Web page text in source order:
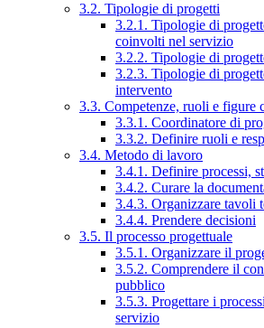
3.2. Tipologie di progetti
3.2.1. Tipologie di
coinvolti nel servizio
3.2.2. Tipologie di
3.2.3. Tipologie di
intervento
3.3. Competenze, ruoli e figure
3.3.1. Coordinatore di
3.3.2. Definire ruoli e
3.4. Metodo di lavoro
3.4.1. Definire processi,
3.4.2. Curare la
3.4.3. Organizzare tavoli
3.4.4. Prendere decisioni
3.5. Il processo progettuale
3.5.1. Organizzare il
3.5.2. Comprendere il
pubblico
3.5.3. Progettare i
servizio